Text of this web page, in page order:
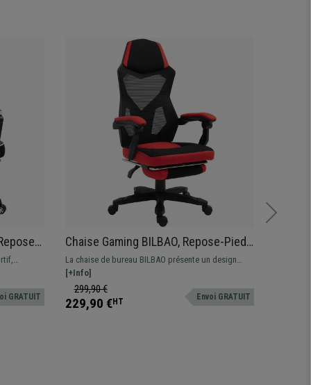
GRATUIT
Chaise Gaming BILBAO, Repose-Pieds
Extensible, Maille et Tissu, Rouge et
Noir
La chaise de bureau BILBAO présente un design
sportif exclusif, son confort est idéal pour étudier,
travailler ou bien jouer à vos jeux-vidéo préférés !
[+Info]
299,90 €
229,90 €HT Envoi GRATUIT